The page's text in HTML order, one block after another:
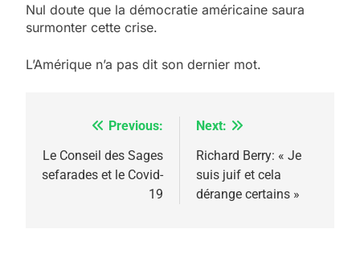
Nul doute que la démocratie américaine saura
surmonter cette crise.
L’Amérique n’a pas dit son dernier mot.
Navigation
de
Previous:
Le Conseil des Sages
sefarades et le Covid-
19
Next:
Richard Berry: « Je
suis juif et cela
dérange certains »